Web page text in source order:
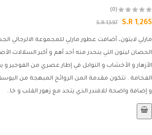
(0)
S.R 1,265
S.R 1,597
مارلي لايتون، أضافت عطور مارلي للمجموعة الالرجالي
الحصان ليتون التي ينحدر منه أحد أهم و أكبر السلالات
الأزهار و الأخشاب و التوابل في إطار عصري من الفوجير
الفخامة . تتكون مقدمة المن الروائح المبهجة من
و إضافة واضحة للافندر الذي يتحد مع زهور القلب و خا..